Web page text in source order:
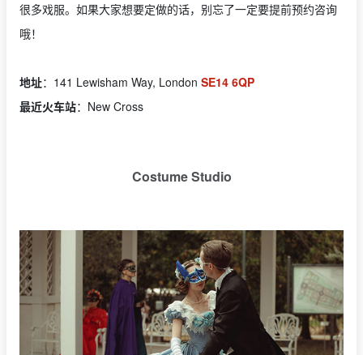
很多戏服。如果大家想要定做的话，别忘了一定要提前预约咨询
哦！
地址：141 Lewisham Way, London SE14 6QP
最近火车站：New Cross
Costume Studio